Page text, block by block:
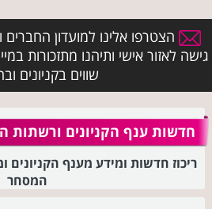
הצטרפו אלינו למועדון החברים
גישה לאזור אישי ותיהנו מתזכורות
שווים בקניונים
חדשות ענף הקניונים ורשתות
ריכוז חדשות ומידע מענף
המסחר